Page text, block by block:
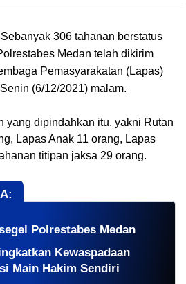
Sebanyak 306 tahanan berstatus
Medan telah dikirim
Pemasyarakatan (Lapas)
(6/12/2021) malam.
yang dipindahkan itu, yakni Rutan
Lapas Anak 11 orang, Lapas
titipan jaksa 29 orang.
Polrestabes Medan
Kewaspadaan
Main Hakim Sendiri